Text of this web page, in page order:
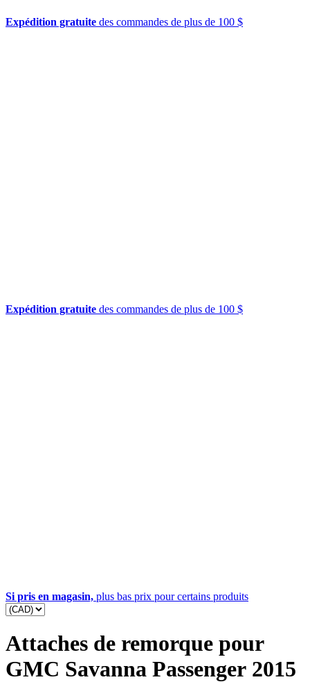
Expédition gratuite des commandes de plus de 100 $
Expédition gratuite des commandes de plus de 100 $
Si pris en magasin, plus bas prix pour certains produits
Attaches de remorque pour
GMC Savanna Passenger 2015